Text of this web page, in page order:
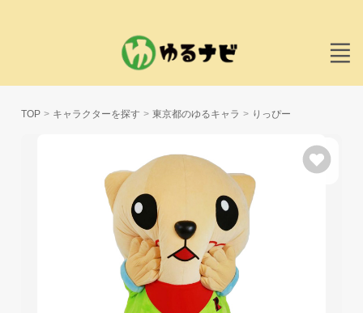
TOP キャラクターを探す 東京都のゆるキャラ りっぴー